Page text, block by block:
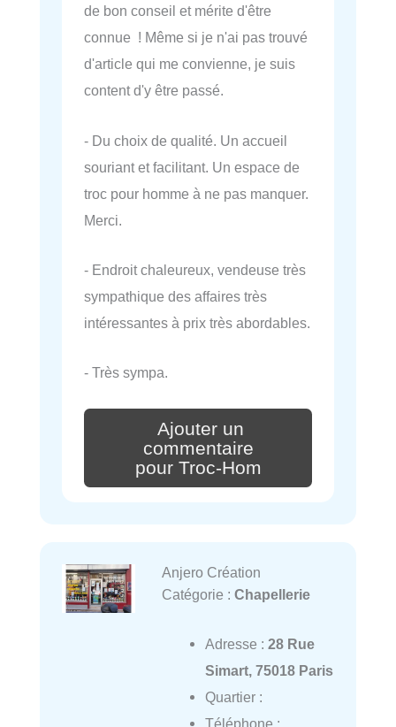
de bon conseil et mérite d'être
connue ! Même si je n'ai pas trouvé
d'article qui me convienne, je suis
content d'y être passé.
- Du choix de qualité. Un accueil
souriant et facilitant. Un espace de
troc pour homme à ne pas manquer.
Merci.
- Endroit chaleureux, vendeuse très
sympathique des affaires très
intéressantes à prix très abordables.
- Très sympa.
Ajouter un
commentaire
pour Troc-Hom
Anjero Création
Catégorie : Chapellerie
Adresse : 28 Rue
Simart, 75018 Paris
Quartier :
Téléphone :